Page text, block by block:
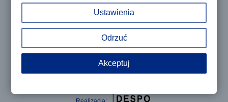
© 2025 - Sklep internetowy Tomczesci.pl. Wszelkie prawa
Ustawienia
Odrzuć
Akceptuj